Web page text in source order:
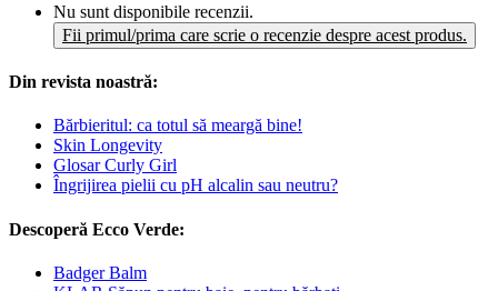
Nu sunt disponibile recenzii.
Fii primul/prima care scrie o recenzie despre acest produs.
Din revista noastră:
Bărbieritul: ca totul să meargă bine!
Skin Longevity
Glosar Curly Girl
Îngrijirea pielii cu pH alcalin sau neutru?
Descoperă Ecco Verde:
Badger Balm